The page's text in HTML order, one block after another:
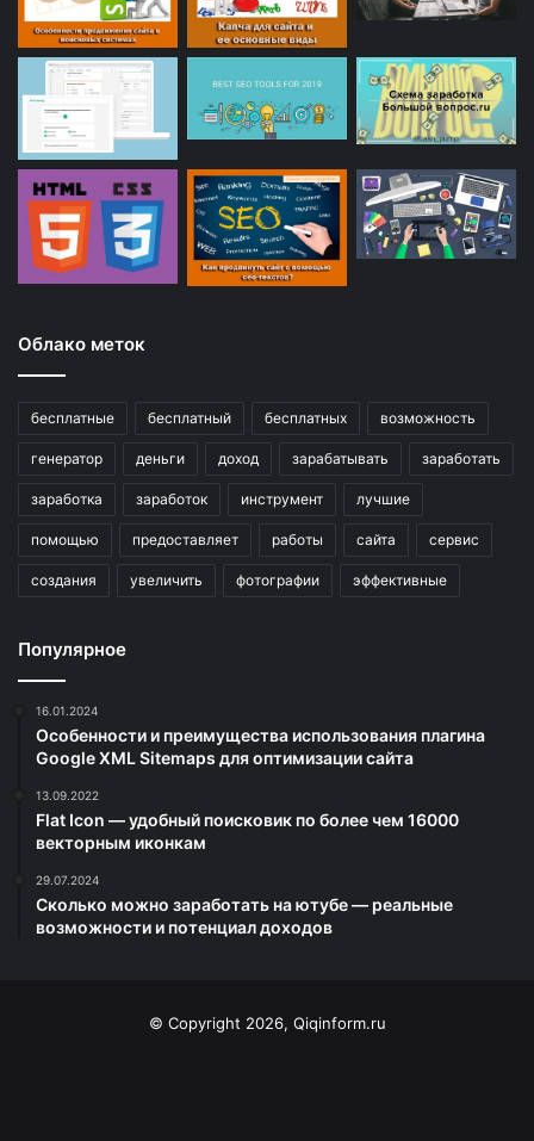
Облако меток
бесплатные бесплатный бесплатных возможность
генератор деньги доход зарабатывать заработать
заработка заработок инструмент лучшие
помощью предоставляет работы сайта сервис
создания увеличить фотографии эффективные
Популярное
16.01.2024
Особенности и преимущества использования плагина
Google XML Sitemaps для оптимизации сайта
13.09.2022
Flat Icon — удобный поисковик по более чем 16000
векторным иконкам
29.07.2024
Сколько можно заработать на ютубе — реальные
возможности и потенциал доходов
© Copyright 2026, Qiqinform.ru